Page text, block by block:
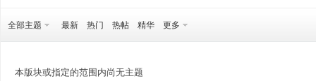
全部主题 最新 热门 热帖 精华 更多
本版块或指定的范围内尚无主题